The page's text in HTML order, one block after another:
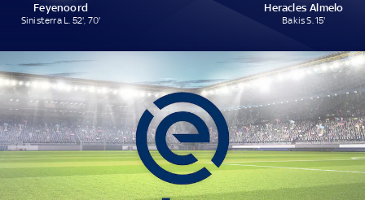
Feyenoord
Sinisterra L. 52', 70'
Heracles Almelo
Bakis S. 15'